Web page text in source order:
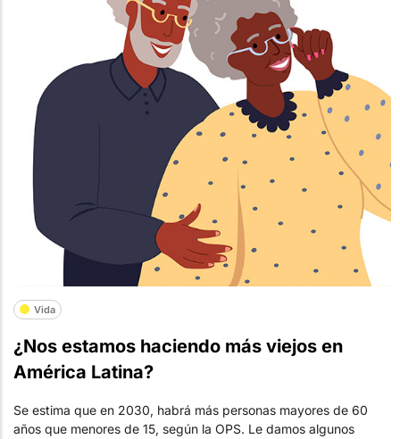
Vida
¿Nos estamos haciendo más viejos en
América Latina?
Se estima que en 2030, habrá más personas mayores de 60
años que menores de 15, según la OPS. Le damos algunos